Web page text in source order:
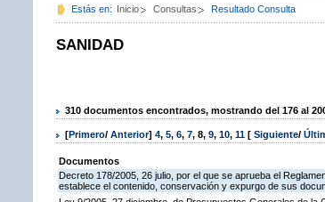
Estás en: Inicio Consultas Resultado Consulta
SANIDAD
310 documentos encontrados, mostrando del 176 al
[Primero/ Anterior] 4, 5, 6, 7, 8, 9, 10, 11 [ Siguiente/
Documentos
Decreto 178/2005, 26 julio, por el que se aprueba el
establece el contenido, conservación y expurgo de sus